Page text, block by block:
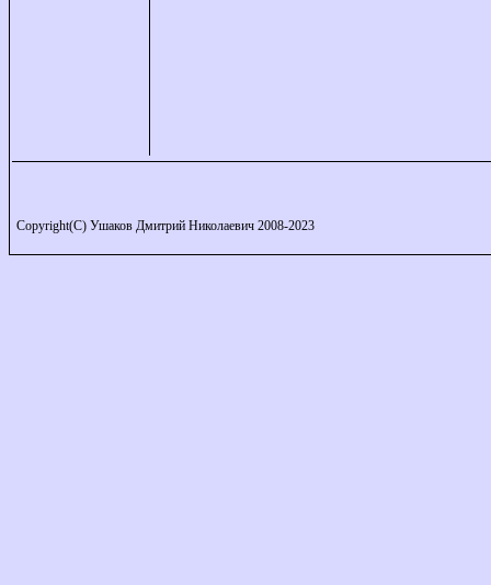
Copyright(C) Ушаков Дмитрий Николаевич 2008-2023